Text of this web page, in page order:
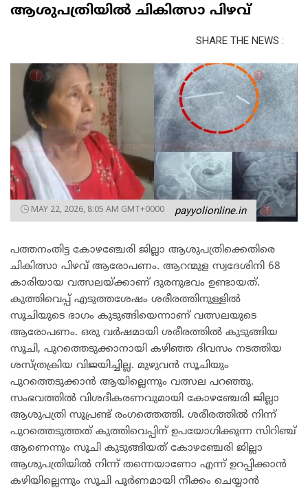
ആശുപത്രിയിൽ ചികിത്സാ പിഴവ്
SHARE THE NEWS :
MAY 22, 2026, 8:05 AM GMT+0000 payyolionline.in
പത്തനംതിട്ട കോഴഞ്ചേരി ജില്ലാ ആശുപത്രിക്കെതിരെ
ചികിത്സാ പിഴവ് ആരോപണം. ആറന്മുള സ്വദേശിനി 68
കാരിയായ വത്സലയ്ക്കാണ് ദുരനുഭവം ഉണ്ടായത്.
കുത്തിവെപ്പ് എടുത്തശേഷം ശരീരത്തിനുള്ളിൽ
സൂചിയുടെ ഭാഗം കുടുങ്ങിയെന്നാണ് വത്സലയുടെ
ആരോപണം. ഒരു വർഷമായി ശരീരത്തിൽ കുടുങ്ങിയ
സൂചി, പുറത്തെടുക്കാനായി കഴിഞ്ഞ ദിവസം നടത്തിയ
ശസ്ത്രക്രിയ വിജയിച്ചില്ല. മുഴുവൻ സൂചിയും
പുറത്തെടുക്കാൻ ആയില്ലെന്നും വത്സല പറഞ്ഞു.
സംഭവത്തിൽ വിശദീകരണവുമായി കോഴഞ്ചേരി ജില്ലാ
ആശുപത്രി സൂപ്രണ്ട് രംഗത്തെത്തി. ശരീരത്തിൽ നിന്ന്
പുറത്തെടുത്തത് കുത്തിവെപ്പിന് ഉപയോഗിക്കുന്ന സിറിഞ്ച്
ആണെന്നും സൂചി കുടുങ്ങിയത് കോഴഞ്ചേരി ജില്ലാ
ആശുപത്രിയിൽ നിന്ന് തന്നെയാണോ എന്ന് ഉറപ്പിക്കാൻ
കഴിയില്ലെന്നും സൂചി പൂർണമായി നീക്കം ചെയ്യാൻ